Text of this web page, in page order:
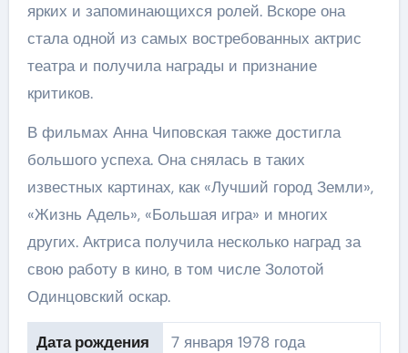
ярких и запоминающихся ролей. Вскоре она
стала одной из самых востребованных актрис
театра и получила награды и признание
критиков.
В фильмах Анна Чиповская также достигла
большого успеха. Она снялась в таких
известных картинах, как «Лучший город Земли»,
«Жизнь Адель», «Большая игра» и многих
других. Актриса получила несколько наград за
свою работу в кино, в том числе Золотой
Одинцовский оскар.
Дата рождения
7 января 1978 года